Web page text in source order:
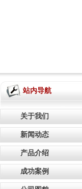
站内导航
关于我们
新闻动态
产品介绍
成功案例